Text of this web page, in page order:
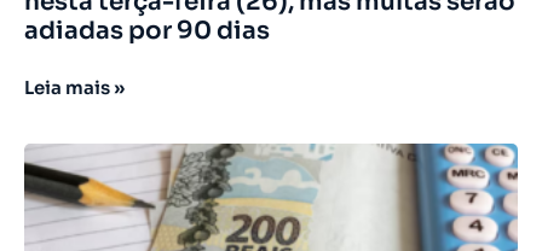
adiadas por 90 dias
Leia mais »